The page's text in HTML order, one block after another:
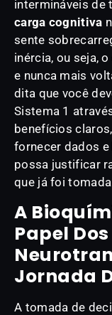
intermináveis de
carga cognitiva
sente
inércia, ou seja,
e nunca mais
dita que você
Sistema 1
benefícios
fornecer dados
possa justificar
que já foi
A
Papel Dos
Jornada
A tomada de